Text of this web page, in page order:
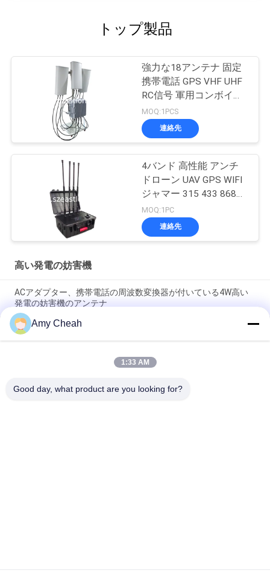
トップ製品
強力な18アンテナ 固定
携帯電話 GPS VHF UHF
RC信号 軍用コンボイ爆
弾ジャマー
MOQ:1PCS
連絡先
4バンド 高性能 アンチ
ドローン UAV GPS WIFI
ジャマー 315 433 868
915 リモコン制御ブロッ
ク
MOQ:1PC
連絡先
高い発電の妨害機
ACアダプター、携帯電話の周波数変換器が付いている4W高い
発電の妨害機のアンテナ
8つのチャネルのよい冷却を用いる完全な頻度携帯電話信号のブ
ロッカー
8本のアンテナ高い発電の妨害機、WIFIのブロッカー高い発電の
Amy Cheah
1:33 AM
Good day, what product are you looking for?